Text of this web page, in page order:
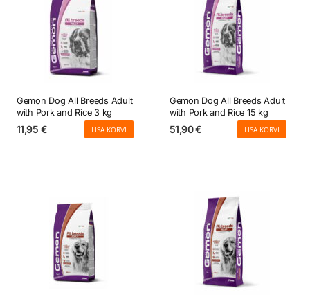
Gemon Dog All Breeds Adult
with Pork and Rice 3 kg
11,95 € LISA KORVI
Gemon Dog All Breeds Adult
with Pork and Rice 15 kg
51,90€ LISA KORVI